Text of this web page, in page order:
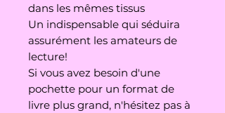
dans les mêmes tissus
Un indispensable qui séduira
assurément les amateurs de
lecture!
Si vous avez besoin d'une
pochette pour un format de
livre plus grand, n'hésitez pas à